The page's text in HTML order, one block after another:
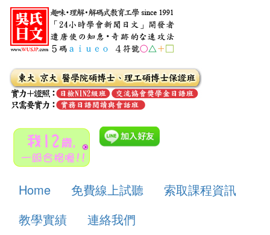
Home 免費線上試聽
索取課程資訊
教學實績
連絡我們